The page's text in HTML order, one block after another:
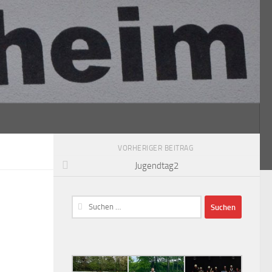
VORHERIGER BEITRAG
Jugendtag2
Suchen
nach: